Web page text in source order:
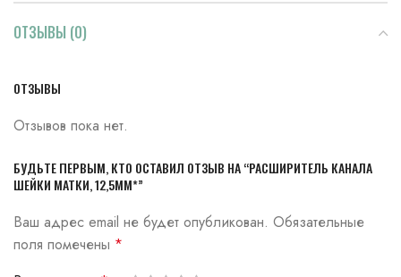
ОТЗЫВЫ (0)
ОТЗЫВЫ
Отзывов пока нет.
БУДЬТЕ ПЕРВЫМ, КТО ОСТАВИЛ ОТЗЫВ НА “РАСШИРИТЕЛЬ КАНАЛА
ШЕЙКИ МАТКИ, 12,5ММ*”
Ваш адрес email не будет опубликован. Обязательные
поля помечены *